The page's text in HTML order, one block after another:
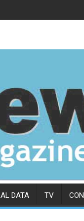
PAR SES
DE LA SOCIÉTÉ
DATA TV